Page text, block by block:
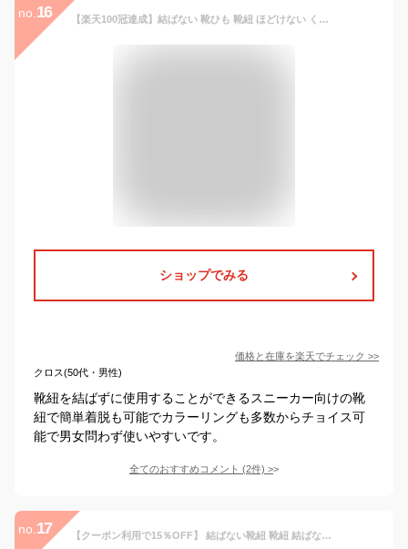
no. 16 【楽天100冠達成】結ばない 靴ひも 靴紐 ほどけない くつひも ゴム製 伸縮性 おしゃれ スニーカー用 大人 子供用 ランニングシューズ対応 ブーツOK 結ばない方法 簡単着脱 通学 通勤 父の日 ブラック ブラウン 靴ひもの選び方にもおすすめ
ショップでみる
価格と在庫を楽天でチェック >>
クロス(50代・男性)
靴紐を結ばずに使用することができるスニーカー向けの靴
紐で簡単着脱も可能でカラーリングも多数からチョイス可
能で男女問わず使いやすいです。
全てのおすすめコメント (2件) >
no. 17 【クーポン利用で15％OFF】 結ばない靴紐 靴紐 結ばない 靴ひも ゴム シューレース くつひも 伸びる ほどけない 伸びる靴紐 ストレッチ ハイカット スニーカー 運動靴 コンバース マグネット 磁石 カプセル バックル ロック レースロック ワンタッチ